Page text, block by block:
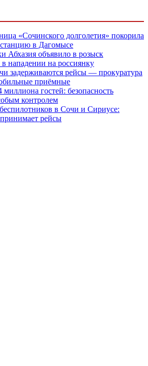
«Сочинского долголетия» покорила
в Дагомысе
Абхазия объявило в розыск
в нападении на россиянку
задерживаются рейсы — прокуратура
приёмные
миллиона гостей: безопасность
контролем
в Сочи и Сириусе:
рейсы